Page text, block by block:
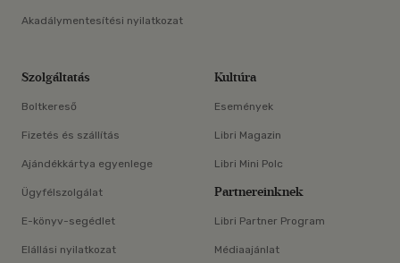
Akadálymentesítési nyilatkozat
Szolgáltatás
Boltkereső
Fizetés és szállítás
Ajándékkártya egyenlege
Ügyfélszolgálat
E-könyv-segédlet
Elállási nyilatkozat
Kultúra
Események
Libri Magazin
Libri Mini Polc
Partnereinknek
Libri Partner Program
Médiaajánlat